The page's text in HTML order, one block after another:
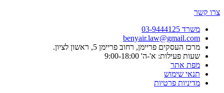
צרו קשר
משרד 03-9444125
benyair.law@gmail.com
מרכז העסקים פריימן, רחוב פריימן 5, ראשון לציון.
שעות פעילות: א'-ה' 9:00-18:00
מפת אתר
תנאי שימוש
מדיניות פרטיות